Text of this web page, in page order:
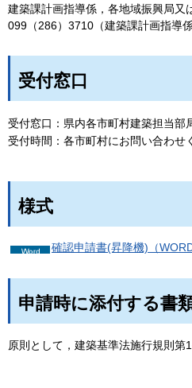
建築課計画指導係，各地域振興局又
099（286）3710（建築課計画指導係
受付窓口
受付窓口： 県内各市町村建築担当部
受付時間： 各市町村にお問い合わせ
様式
確認申請書(昇降機)（
申請時に添付する書
原則として，建築基準法施行規則第